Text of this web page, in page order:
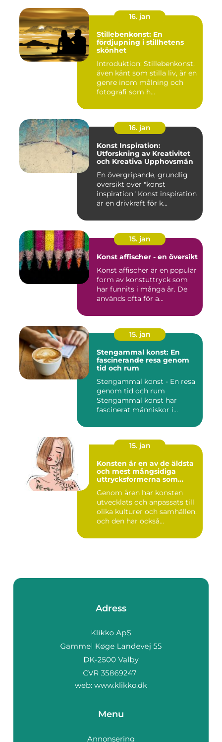
16. jan
Stillebenkonst: En
fördjupning i stillhetens
skönhet
Introduktion: Stillebenkonst,
även känt som stilla liv, är en
genre inom målning och
fotografi som h...
16. jan
Konst Inspiration:
Utforskning av Kreativitet
och Kreativa Upphovsmän
En övergripande, grundlig
översikt över "konst
inspiration" Konst inspiration
är en drivkraft för k...
15. jan
Konst affischer - en översikt
Konst affischer är en populär
form av konstuttryck som
har funnits i många år. De
används ofta för a...
15. jan
Stengammal konst: En
fascinerande resa genom
tid och rum
Stengammal konst - En resa
genom tid och rum
Stengammal konst har
fascinerat människor i
15. jan
Konsten är en av de äldsta
och mest mångsidiga
uttrycksformerna som
Genom åren har konsten
utvecklats och anpassats till
olika kulturer och samhällen,
och den har också...
Adress
web: www.klikko.dk
Menu
Annonsering